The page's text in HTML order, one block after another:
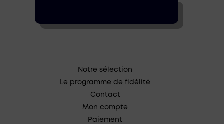
Notre sélection
Le programme de fidélité
Contact
Mon compte
Paiement